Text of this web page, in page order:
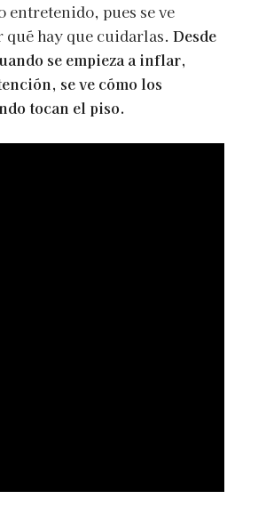
entretenido, pues se ve
hay que cuidarlas. Desde
se empieza a inflar,
se ve cómo los
tocan el piso.